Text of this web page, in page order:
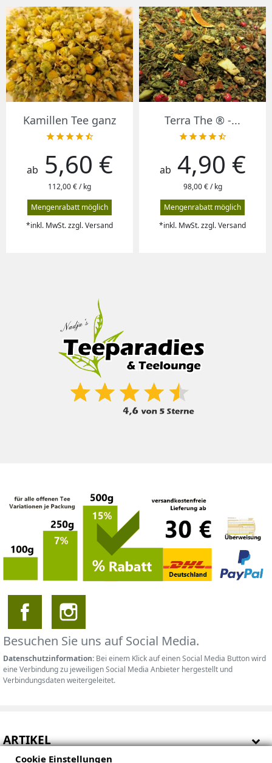
Kamillen Tee ganz

Preis
ab 5,60 €
112,00 € / kg
Mengenrabatt möglich
*inkl. MwSt. zzgl. Versand
Terra The ® -...

Preis
ab 4,90 €
98,00 € / kg
Mengenrabatt möglich
*inkl. MwSt. zzgl. Versand
Besuchen Sie uns auf Social Media.
Datenschutzinformation: Bei einem Klick auf einen Social Media Button wird
eine Verbindung zu jeweiligen Social Media Anbieter hergestellt und
Verbindungsdaten weitergeleitet.
ARTIKEL
Cookie Einstellungen